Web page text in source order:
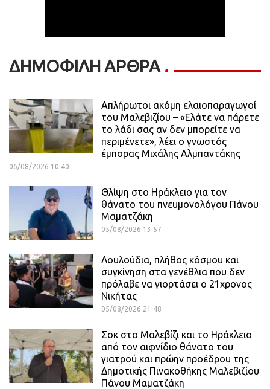
ΔΗΜΟΦΙΛΗ ΑΡΘΡΑ
Απλήρωτοι ακόμη ελαιοπαραγωγοί
του Μαλεβιζίου – «Ελάτε να πάρετε
το λάδι σας αν δεν μπορείτε να
περιμένετε», λέει ο γνωστός
έμπορας Μιχάλης Αλμπαντάκης
06/08/2026 10:40
Θλίψη στο Ηράκλειο για τον
θάνατο του πνευμονολόγου Πάνου
Μαματζάκη
05/08/2026 13:57
Λουλούδια, πλήθος κόσμου και
συγκίνηση στα γενέθλια που δεν
πρόλαβε να γιορτάσει ο 21χρονος
Νικήτας
05/08/2026 21:48
Σοκ στο Μαλεβίζι και το Ηράκλειο
από τον αιφνίδιο θάνατο του
γιατρού και πρώην προέδρου της
Δημοτικής Πινακοθήκης Μαλεβιζίου
Πάνου Μαματζάκη